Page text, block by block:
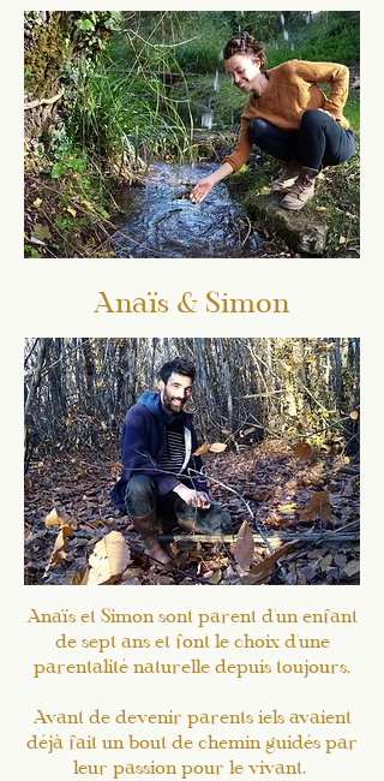
Anaïs & Simon
Anaïs et Simon sont parent d'un enfant
de sept ans et font le choix d'une
parentalité naturelle depuis toujours.
Avant de devenir parents iels avaient
déjà fait un bout de chemin guidés par
leur passion pour le vivant.